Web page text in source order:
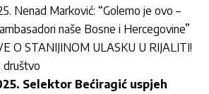
Nenad Marković: “Golemo je ovo –
naše Bosne i Hercegovine”
O STANIJINOM ULASKU U RIJALITI!
društvo
Selektor Bećiragić uspjeh